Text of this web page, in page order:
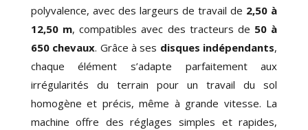
polyvalence, avec des largeurs de travail de 2,50 à
12,50 m, compatibles avec des tracteurs de 50 à
650 chevaux. Grâce à ses disques indépendants,
chaque élément s’adapte parfaitement aux
irrégularités du terrain pour un travail du sol
homogène et précis, même à grande vitesse. La
machine offre des réglages simples et rapides,